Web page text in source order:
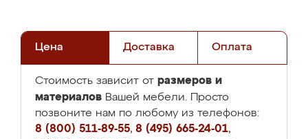
Цена Доставка Оплата
Стоимость зависит от размеров и
материалов Вашей мебели. Просто
позвоните нам по любому из телефонов:
8 (800) 511-89-55, 8 (495) 665-24-01,